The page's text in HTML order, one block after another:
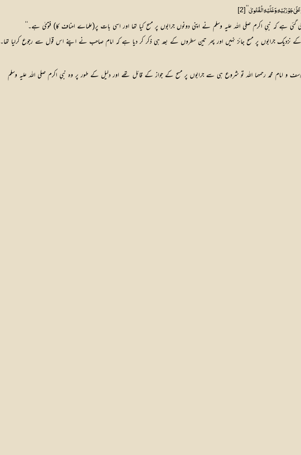
عَلَیٰ جَوْرَبَیْہِ،وَعَلَیْہِ الْفَتْویٰ [2]
گئی ہے کہ نبیِ اکرم صلی اللہ علیہ وسلم نے اپنی دونوں جرابوں پر مسح کیا تھا اور اسی بات پر(علماے احناف کا) فتویٰ ہے۔‘‘
نزدیک جرابوں پر مسح جائز نہیں اور پھر تین سطروں کے بعد ہی ذکر کر دیا ہے کہ امام صاحب نے اپنے اس قول سے رجوع کرلیا تھا۔
یوسف و امام محمد رحمہما اللہ تو شروع ہی سے جرابوں پر مسح کے جواز کے قائل تھے اور دلیل کے طور پر وہ نبیِ اکرم صلی اللہ علیہ وسلم